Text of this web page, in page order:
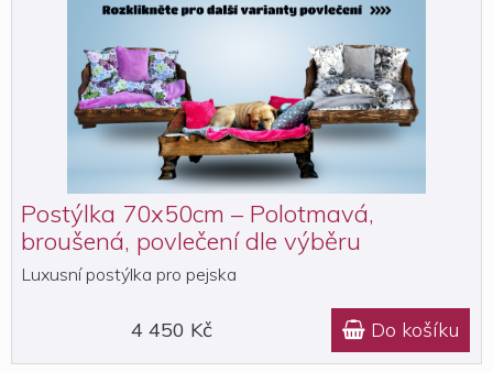
Postýlka 70x50cm – Polotmavá,
broušená, povlečení dle výběru
Luxusní postýlka pro pejska
4 450 Kč  Do košíku